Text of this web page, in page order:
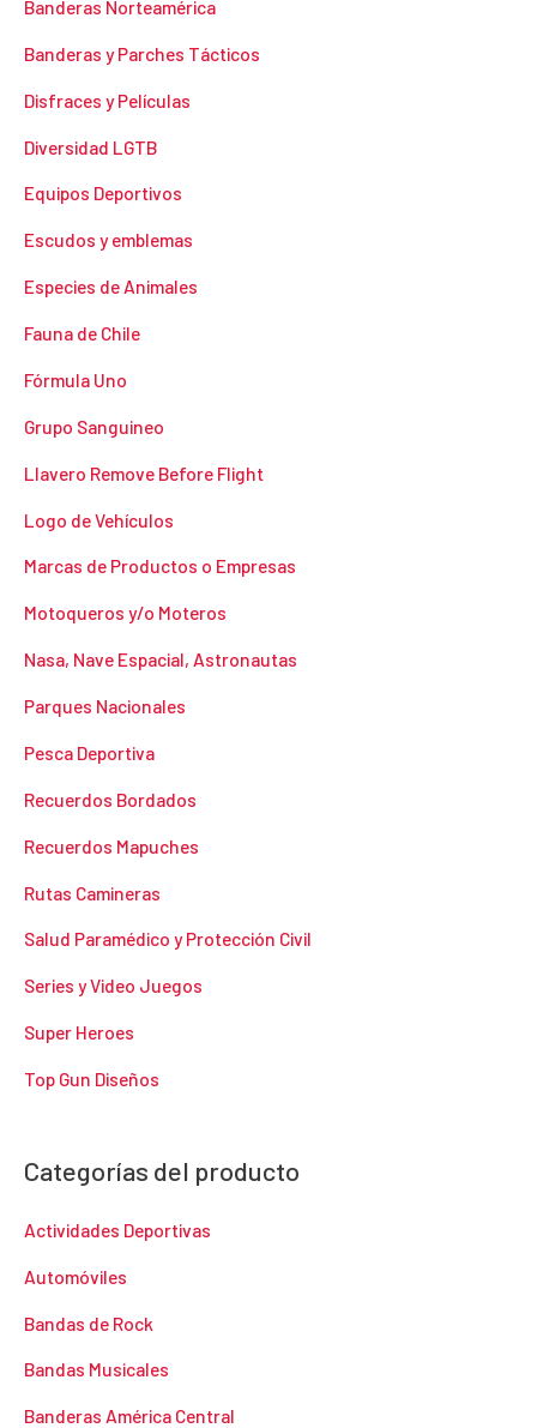
Banderas Norteamérica
Banderas y Parches Tácticos
Disfraces y Películas
Diversidad LGTB
Equipos Deportivos
Escudos y emblemas
Especies de Animales
Fauna de Chile
Fórmula Uno
Grupo Sanguineo
Llavero Remove Before Flight
Logo de Vehículos
Marcas de Productos o Empresas
Motoqueros y/o Moteros
Nasa, Nave Espacial, Astronautas
Parques Nacionales
Pesca Deportiva
Recuerdos Bordados
Recuerdos Mapuches
Rutas Camineras
Salud Paramédico y Protección Civil
Series y Video Juegos
Super Heroes
Top Gun Diseños
Categorías del producto
Actividades Deportivas
Automóviles
Bandas de Rock
Bandas Musicales
Banderas América Central